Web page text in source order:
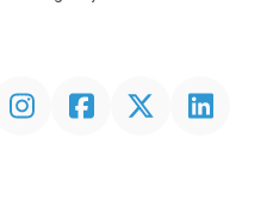
InstagramFacebookTwitter Linkedin